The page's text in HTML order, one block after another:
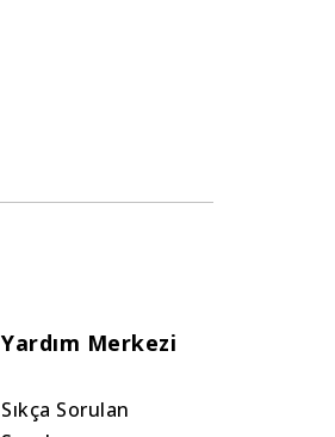
Yardım Merkezi
Sıkça Sorulan